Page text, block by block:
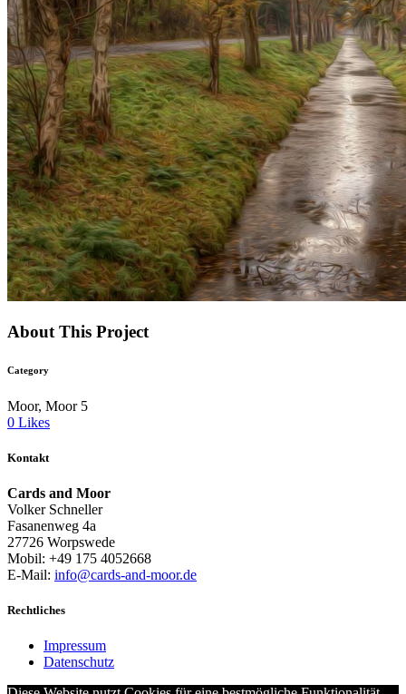
About This Project
Category
Moor, Moor 5
0 Likes
Kontakt
Cards and Moor
Volker Schneller
Fasanenweg 4a
27726 Worpswede
Mobil: +49 175 4052668
E-Mail: info@cards-and-moor.de
Rechtliches
Impressum
Datenschutz